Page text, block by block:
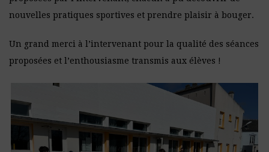
nouvelles pratiques sportives et prendre plaisir à bouger.
Un grand merci à l’intervenant pour la qualité des séances
proposées et l’enthousiasme transmis aux élèves !